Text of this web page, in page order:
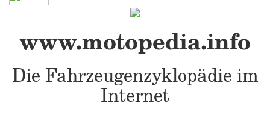
www.motopedia.info
Die Fahrzeugenzyklopädie im
Internet